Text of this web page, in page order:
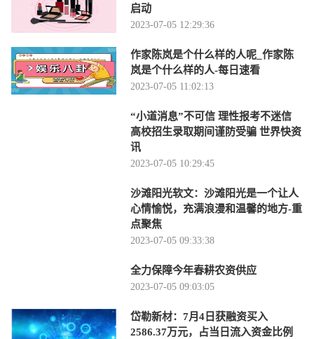
启动
2023-07-05 12:29:36
作家陈岚是个什么样的人呢_作家陈
岚是个什么样的人-每日速看
2023-07-05 11:02:13
“小道消息”不可信 理性报考不迷信
高校招生录取期间谨防受骗 世界快资
讯
2023-07-05 10:29:45
沙滩阳光软文：沙滩阳光是一个让人
心情愉悦，充满浪漫和温馨的地方-重
点聚焦
2023-07-05 09:33:38
全力保障今年春耕农资供应
2023-07-05 09:03:05
岱勒新材：7月4日获融资买入
2586.37万元，占当日流入资金比例